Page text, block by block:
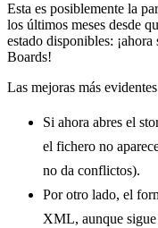
Esta es posiblemente la
los últimos meses desde
estado disponibles:
Boards!
Las mejoras más
Si ahora abres el
el fichero no
no da conflictos).
Por otro lado, el
XML, aunque sigue